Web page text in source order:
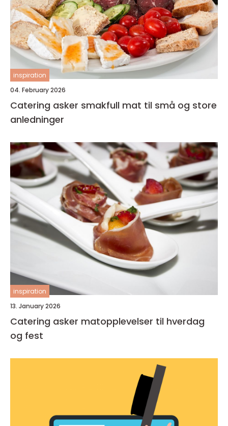
inspiration
04. February 2026
Catering asker smakfull mat til små og store
anledninger
inspiration
13. January 2026
Catering asker matopplevelser til hverdag
og fest